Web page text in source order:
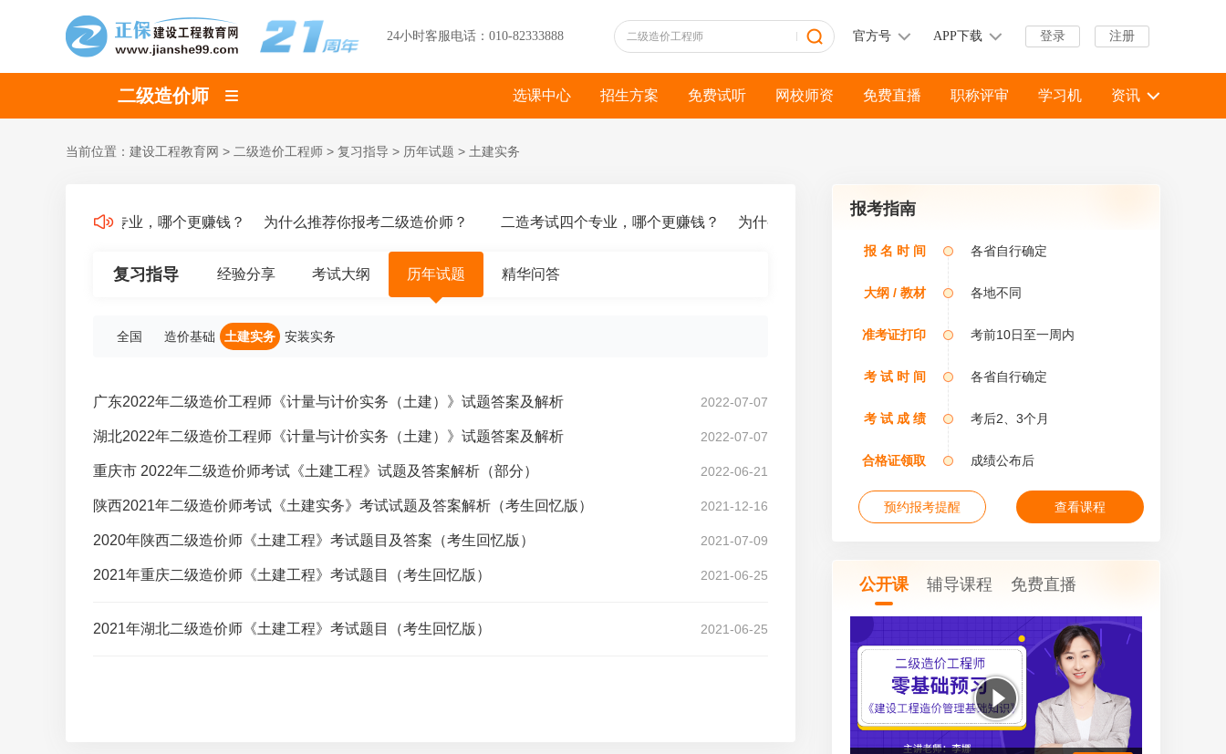
24小时客服电话：010-82333888 登录 注册
官方号 APP下载
二级造价师 选课中心 招生方案 免费试听 网校师资 免费直播 职称评审 学习机 资讯
当前位置： 建设工程教育网 > 二级造价工程师 > 复习指导 > 历年试题 > 土建实务
二造考试四个专业，哪个更赚钱？ 为什么推荐你报考二级造价师？ 二造考试四个专业，哪个更赚钱？ 为什么推荐你报考二级造价师？
复习指导 经验分享 考试大纲 历年试题 精华问答
全国 造价基础 土建实务 安装实务
广东2022年二级造价工程师《计量与计价实务（土建）》试题答案及解析 2022-07-07
湖北2022年二级造价工程师《计量与计价实务（土建）》试题答案及解析 2022-07-07
重庆市 2022年二级造价师考试《土建工程》试题及答案解析（部分） 2022-06-21
陕西2021年二级造价师考试《土建实务》考试试题及答案解析（考生回忆版） 2021-12-16
2020年陕西二级造价师《土建工程》考试题目及答案（考生回忆版） 2021-07-09
2021年重庆二级造价师《土建工程》考试题目（考生回忆版） 2021-06-25
2021年湖北二级造价师《土建工程》考试题目（考生回忆版） 2021-06-25
报考指南
报 名 时 间 各省自行确定
大纲 / 教材 各地不同
准考证打印 考前10日至一周内
考 试 时 间 各省自行确定
考 试 成 绩 考后2、3个月
合格证领取 成绩公布后
预约报考提醒 查看课程
公开课 辅导课程 免费直播